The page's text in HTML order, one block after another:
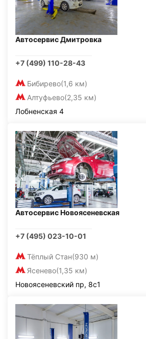
Автосервис Дмитровка
+7 (499) 110-28-43
Бибирево(1,6 км)
Алтуфьево(2,35 км)
Лобненская 4
Автосервис Новоясеневская
+7 (495) 023-10-01
Тёплый Стан(930 м)
Ясенево(1,35 км)
Новоясеневский пр, 8с1